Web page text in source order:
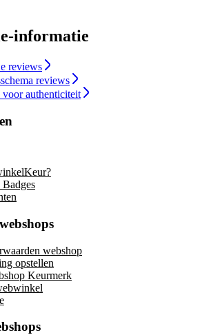
informatie
reviews
reviews
voor authenticiteit
Badges
webshop
opstellen
Keurmerk